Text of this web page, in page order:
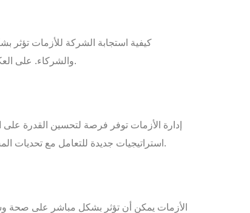
كيفية استجابة الشركة للأزمات تؤثر
والشركاء. على العكس، يمكن أن تؤدي الاستجابة الضعيفة إلى فقدان الثقة والضرر بسمعة الشركة، مما يؤثر سلباً على العلاقة مع العملاء والمستثمرين.
إدارة الأزمات توفر فرصة لتحسين القدرة على
استراتيجيات جديدة للتعامل مع تحديات وتجاوزها بنجاح.
الأزمات يمكن أن تؤثر بشكل مباشر على صحة